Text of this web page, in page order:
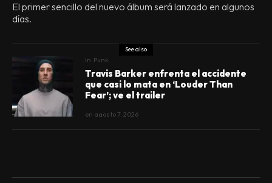
El primer sencillo del nuevo álbum será lanzado en algunos
días.
See also
In Punk
Travis Barker enfrenta el accidente
que casi lo mata en ‘Louder Than
Fear’; ve el trailer
en agosto 7, 2026